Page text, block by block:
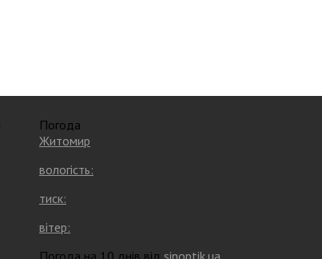
Погода
Житомир
вологість:
тиск:
вітер:
Погода на 10 днів від sinoptik.ua